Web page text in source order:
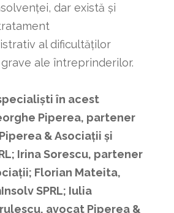
dar există și
al dificultăților
ale întreprinderilor.
în acest
Piperea, partener
& Asociații și
Irina Sorescu, partener
Florian Mateita,
SPRL; Iulia
, avocat Piperea &